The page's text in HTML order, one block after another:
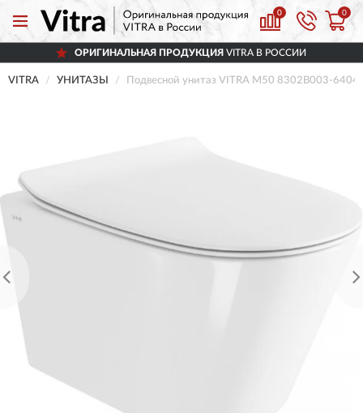
0 0
ОРИГИНАЛЬНАЯ ПРОДУКЦИЯ VITRA В РОССИИ
VITRA УНИТАЗЫ Подвесной унитаз VITRA M50 8302B003-6404